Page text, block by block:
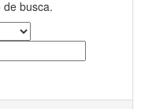
busca.